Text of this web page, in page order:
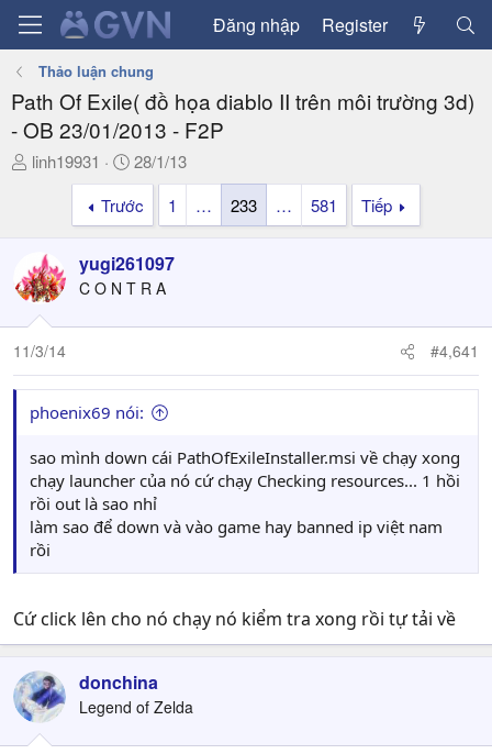
Đăng nhập Register
Thảo luận chung
Path Of Exile( đồ họa diablo II trên môi trường 3d)
- OB 23/01/2013 - F2P
T
d
s
t
a
t
e
linh19931
N
g
à
y
g
ử
28/1/13
Trước
1 … 233 … 581 Tiếp
yugi261097
C O N T R A
11/3/14 #4,641
phoenix69 nói:
sao mình down cái PathOfExileInstaller.msi về chạy xong
chạy launcher của nó cứ chạy Checking resources... 1 hồi
rồi out là sao nhỉ
làm sao để down và vào game hay banned ip việt nam
rồi
Cứ click lên cho nó chạy nó kiểm tra xong rồi tự tải về
donchina
Legend of Zelda